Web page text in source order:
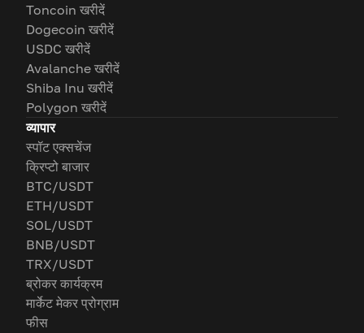
Toncoin खरीदें
Dogecoin खरीदें
USDC खरीदें
Avalanche खरीदें
Shiba Inu खरीदें
Polygon खरीदें
व्यापार
स्पॉट एक्सचेंज
क्रिप्टो बाजार
BTC/USDT
ETH/USDT
SOL/USDT
BNB/USDT
TRX/USDT
ब्रोकर कार्यक्रम
मार्केट मेकर प्रोग्राम
फीस